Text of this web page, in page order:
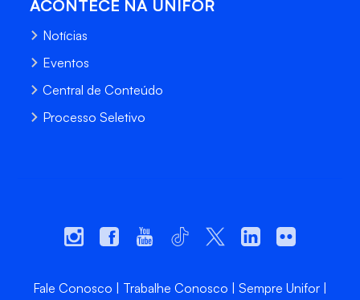
ACONTECE NA UNIFOR
Notícias
Eventos
Central de Conteúdo
Processo Seletivo
Fale Conosco Trabalhe Conosco
Sempre Unifor